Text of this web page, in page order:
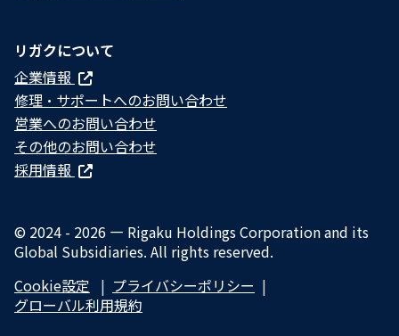
リガクについて
企業情報
修理・サポートへのお問い合わせ
営業へのお問い合わせ
その他のお問い合わせ
採用情報
© 2024 - 2026 — Rigaku Holdings Corporation and its
Global Subsidiaries. All rights reserved.
Cookie設定
プライバシーポリシー​
グローバル利用規約